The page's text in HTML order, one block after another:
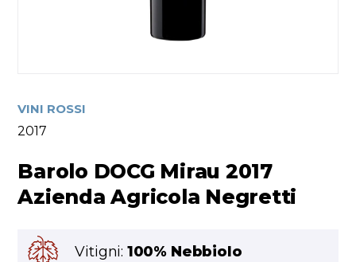
VINI ROSSI
2017
Barolo DOCG Mirau 2017
Azienda Agricola Negretti
Vitigni: 100% Nebbiolo